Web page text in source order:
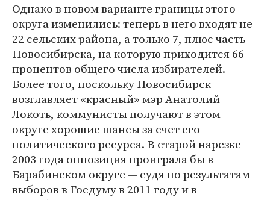
Однако в новом варианте границы этого
округа изменились: теперь в него входят не
22 сельских района, а только 7, плюс часть
Новосибирска, на которую приходится 66
процентов общего числа избирателей.
Более того, поскольку Новосибирск
возглавляет «красный» мэр Анатолий
Локоть, коммунисты получают в этом
округе хорошие шансы за счет его
политического ресурса. В старой нарезке
2003 года оппозиция проиграла бы в
Барабинском округе — судя по результатам
выборов в Госдуму в 2011 году и в